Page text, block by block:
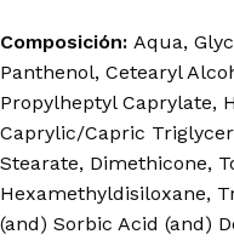
Composición: Aqua,
Panthenol, Cetearyl
Propylheptyl Caprylate,
Caprylic/Capric
Stearate, Dimethicone,
Hexamethyldisiloxane,
(and) Sorbic Acid (and)